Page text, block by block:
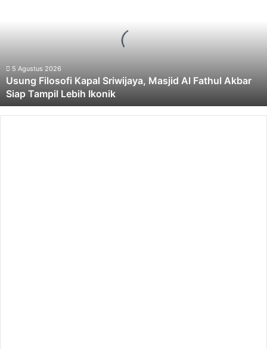
Akbar
Siap
Tampil
Lebih
Ikonik
5 Agustus 2026
Usung Filosofi Kapal Sriwijaya, Masjid Al Fathul Akbar
Siap Tampil Lebih Ikonik